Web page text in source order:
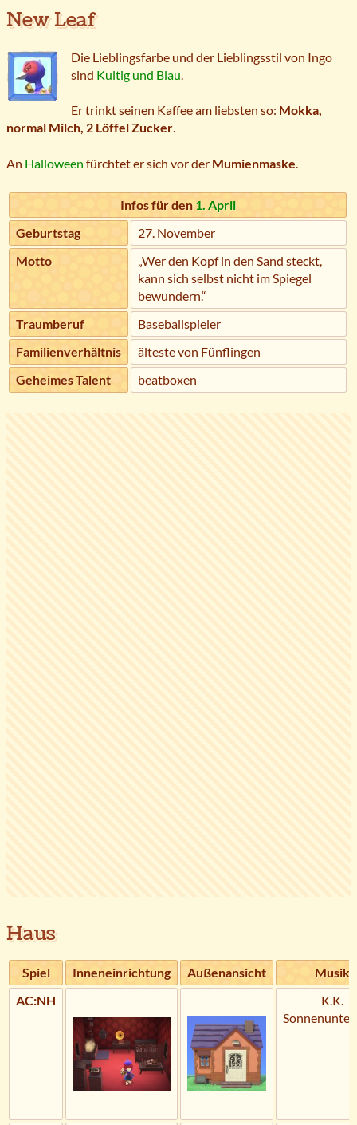
New Leaf
Die Lieblingsfarbe und der Lieblingsstil von Ingo
sind Kultig und Blau.
Er trinkt seinen Kaffee am liebsten so: Mokka,
normal Milch, 2 Löffel Zucker.
An Halloween fürchtet er sich vor der Mumienmaske
Infos für den 1. April
Geburtstag
27. November
Motto
„Wer den Kopf in den Sand steckt,
kann sich selbst nicht im Spiegel
bewundern.“
Traumberuf
Baseballspieler
Familienverhältnis
älteste von Fünflingen
Geheimes Talent
beatboxen
Haus
Spiel Inneneinrichtung Außenansicht
Musik
AC:NH
K.K.